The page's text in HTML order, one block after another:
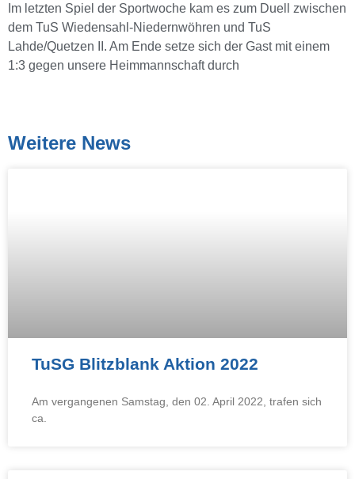
Im letzten Spiel der Sportwoche kam es zum Duell zwischen
dem TuS Wiedensahl-Niedernwöhren und TuS
Lahde/Quetzen II. Am Ende setze sich der Gast mit einem
1:3 gegen unsere Heimmannschaft durch
Weitere News
TuSG Blitzblank Aktion 2022
Am vergangenen Samstag, den 02. April 2022, trafen sich
ca.